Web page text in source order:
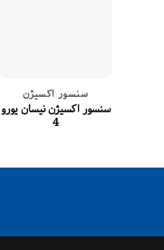
سنسور اکسیژن
سنسور اکسیژن نیسان یورو
4